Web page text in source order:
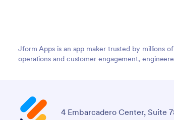
Jform Apps is an app maker trusted by millions
operations and customer engagement,
4 Embarcadero Center, Suite